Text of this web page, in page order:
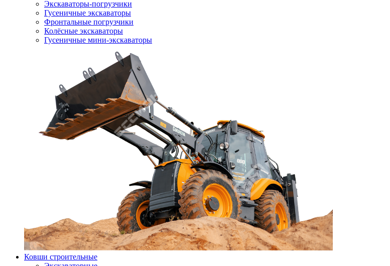
Экскаваторы-погрузчики
Гусеничные экскаваторы
Фронтальные погрузчики
Колёсные экскаваторы
Гусеничные мини-экскаваторы
Ковши строительные